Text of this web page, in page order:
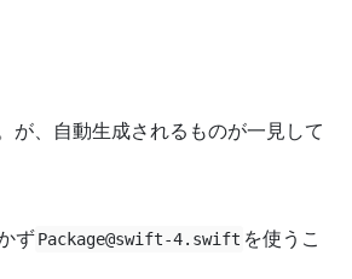
が、自動生成されるものが一見して
ずPackage@swift-4.swift を使うこ